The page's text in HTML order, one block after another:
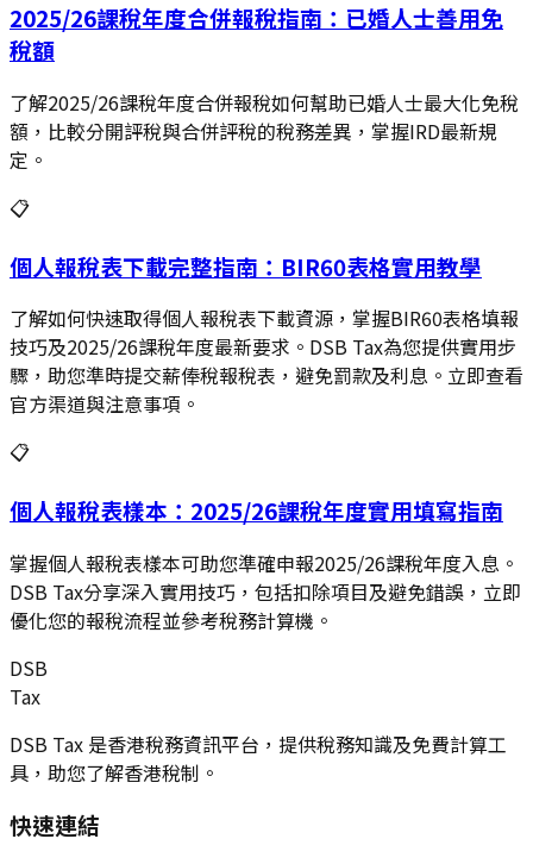
2025/26課稅年度合併報稅指南：已婚人士善用免
稅額
了解2025/26課稅年度合併報稅如何幫助已婚人士最大化免稅
額，比較分開評稅與合併評稅的稅務差異，掌握IRD最新規
定。
📋
個人報稅表下載完整指南：BIR60表格實用教學
了解如何快速取得個人報稅表下載資源，掌握BIR60表格填報
技巧及2025/26課稅年度最新要求。DSB Tax為您提供實用步
驟，助您準時提交薪俸稅報稅表，避免罰款及利息。立即查看
官方渠道與注意事項。
📋
個人報稅表樣本：2025/26課稅年度實用填寫指南
掌握個人報稅表樣本可助您準確申報2025/26課稅年度入息。
DSB Tax分享深入實用技巧，包括扣除項目及避免錯誤，立即
優化您的報稅流程並參考稅務計算機。
DSB
Tax
DSB Tax 是香港稅務資訊平台，提供稅務知識及免費計算工
具，助您了解香港稅制。
快速連結